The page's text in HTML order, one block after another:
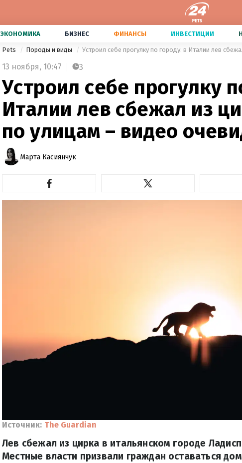
ЭКОНОМИКА БИЗНЕС ФИНАНСЫ ИНВЕСТИЦИИ
Pets Породы и виды Устроил себе прогулку по городу: в Италии лев
13 ноября, 10:47 3
Устроил себе прогулку
Италии лев сбежал из
по улицам – видео
Марта Касиянчук
Источник: The Guardian
Лев сбежал из цирка в итальянском городе
Местные власти призвали граждан оставаться